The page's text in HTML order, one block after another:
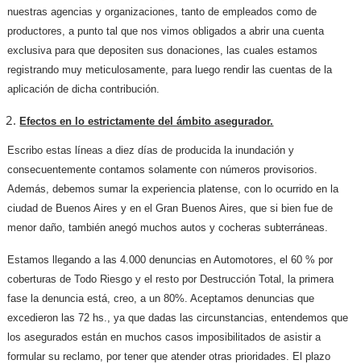
nuestras agencias y organizaciones, tanto de empleados como de
productores, a punto tal que nos vimos obligados a abrir una cuenta
exclusiva para que depositen sus donaciones, las cuales estamos
registrando muy meticulosamente, para luego rendir las cuentas de la
aplicación de dicha contribución.
Efectos en lo estrictamente del ámbito asegurador.
Escribo estas líneas a diez días de producida la inundación y
consecuentemente contamos solamente con números provisorios.
Además, debemos sumar la experiencia platense, con lo ocurrido en la
ciudad de Buenos Aires y en el Gran Buenos Aires, que si bien fue de
menor daño, también anegó muchos autos y cocheras subterráneas.
Estamos llegando a las 4.000 denuncias en Automotores, el 60 % por
coberturas de Todo Riesgo y el resto por Destrucción Total, la primera
fase la denuncia está, creo, a un 80%. Aceptamos denuncias que
excedieron las 72 hs., ya que dadas las circunstancias, entendemos que
los asegurados están en muchos casos imposibilitados de asistir a
formular su reclamo, por tener que atender otras prioridades. El plazo